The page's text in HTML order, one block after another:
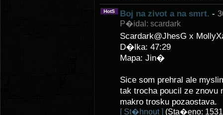
HotS Boj na zivot a na smrt. -
P�idal: scardark
Scardark@JhesG x
D�lka: 47:29
Mapa: Jin�
Sice som prehral ale
tak trocha poucil ze znovu
makro trosku pozaostava.
[ St�hnout ] (Sta�eno: